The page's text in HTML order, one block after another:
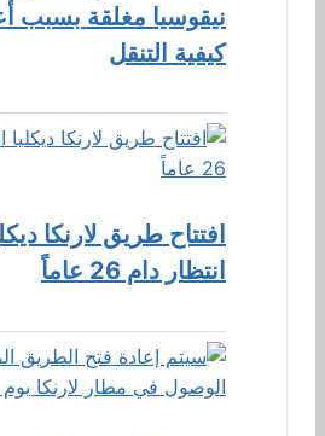
نيقوسيا مغلقة بسبب
كيفية التنقل
افتتاح طريق لارنكا
انتظار دام 26 عاماً